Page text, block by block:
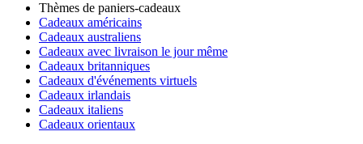
Thèmes de paniers-cadeaux
Cadeaux américains
Cadeaux australiens
Cadeaux avec livraison le jour même
Cadeaux britanniques
Cadeaux d'événements virtuels
Cadeaux irlandais
Cadeaux italiens
Cadeaux orientaux